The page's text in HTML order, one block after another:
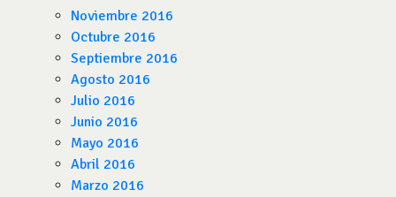
Noviembre 2016
Octubre 2016
Septiembre 2016
Agosto 2016
Julio 2016
Junio 2016
Mayo 2016
Abril 2016
Marzo 2016